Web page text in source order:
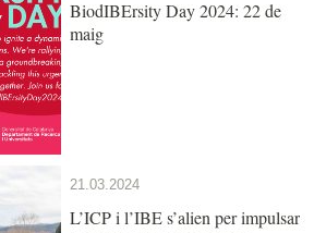
BiodIBErsity Day 2024: 22 de
maig
21.03.2024
L’ICP i l’IBE s’alien per impulsar